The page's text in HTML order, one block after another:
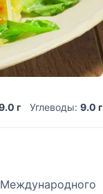
г Углеводы: 9.0 г